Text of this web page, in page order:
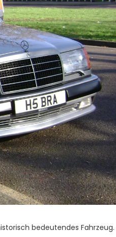
bedeutendes Fahrzeug.